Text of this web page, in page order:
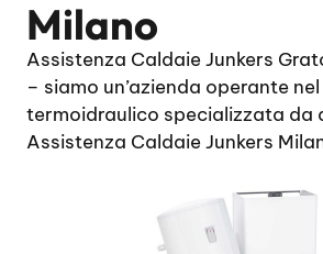
Milano
Assistenza Caldaie Junkers
– siamo un’azienda operante
termoidraulico specializzata da
Assistenza Caldaie Junkers